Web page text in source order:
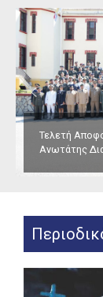
Τελετή
Ανωτάτης
Επίσκεψη